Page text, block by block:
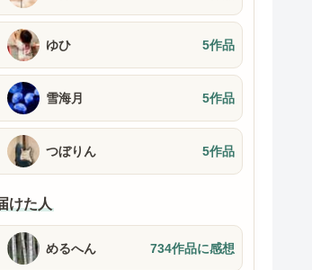
ゆひ 5作品
雪海月 5作品
つぼりん 5作品
けた人
めるへん 734作品に感想